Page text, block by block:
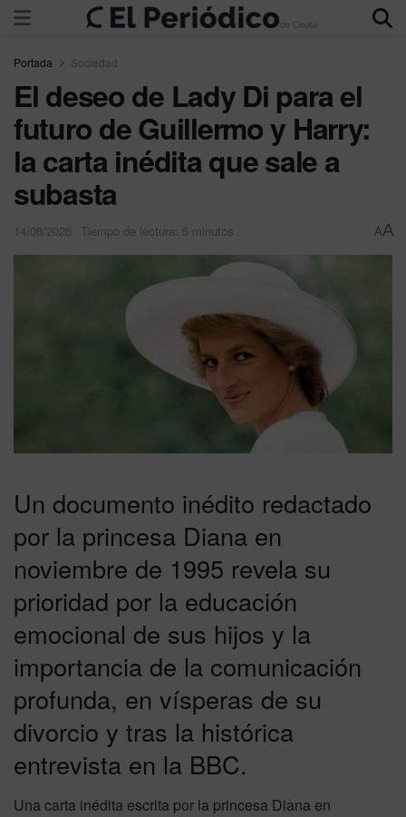
Portada Sociedad
El deseo de Lady Di para el
futuro de Guillermo y Harry:
la carta inédita que sale a
subasta
14/06/2026 Tiempo de lectura: 5 minutos AA
Un documento inédito redactado
por la princesa Diana en
noviembre de 1995 revela su
prioridad por la educación
emocional de sus hijos y la
importancia de la comunicación
profunda, en vísperas de su
divorcio y tras la histórica
entrevista en la BBC.
Una carta inédita escrita por la princesa Diana en